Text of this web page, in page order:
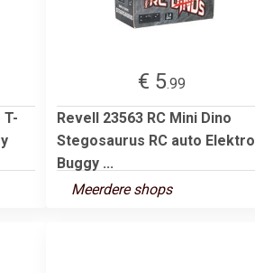
T-
€ 5.99
Revell 23563 RC Mini Dino
Stegosaurus RC auto Elektro
Buggy ...
Meerdere shops